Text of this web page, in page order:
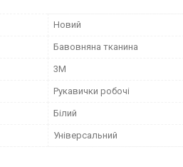
Новий
Бавовняна тканина
3М
Рукавички робочі
Білий
Універсальний